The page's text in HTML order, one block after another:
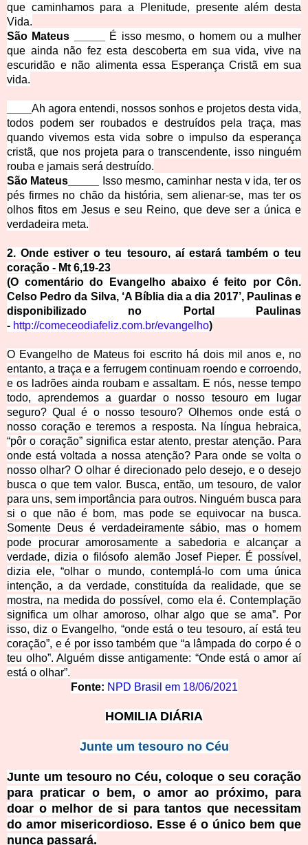
que caminhamos para a Plenitude, presente além desta
Vida.
São Mateus _____
É isso mesmo, o homem ou a mulher
que ainda não fez esta descoberta em sua vida, vive na
escuridão e não alimenta essa Esperança Cristã em sua
vida.
Ah agora entendi, nossos sonhos e projetos desta vida,
todos podem ser roubados e destruídos pela traça, mas
quando vivemos esta vida sobre o impulso da esperança
cristã, que nos projeta para o transcendente, isso ninguém
rouba e jamais será destruído.
São Mateus_____
Isso mesmo, caminhar nesta v ida, ter os
pés firmes no chão da história, sem alienar-se, mas ter os
olhos fitos em Jesus e seu Reino, que deve ser a única e
verdadeira meta.
2. Onde estiver o teu tesouro, aí estará também o teu
coração - Mt 6,19-23
(O comentário do Evangelho abaixo é feito por Côn.
Celso Pedro da Silva, ‘A Bíblia dia a dia 2017’, Paulinas e
disponibilizado no Portal Paulinas
- http://comeceodiafeliz.com.br/evangelho)
O Evangelho de Mateus foi escrito há dois mil anos e, no
entanto, a traça e a ferrugem continuam roendo e corroendo,
e os ladrões ainda roubam e assaltam. E nós, nesse tempo
todo, aprendemos a guardar o nosso tesouro em lugar
seguro? Qual é o nosso tesouro? Olhemos onde está o
nosso coração e teremos a resposta. Na língua hebraica,
“pôr o coração” significa estar atento, prestar atenção. Para
onde está voltada a nossa atenção? Para onde se volta o
nosso olhar? O olhar é direcionado pelo desejo, e o desejo
busca o que tem valor. Busca, então, um tesouro, de valor
para uns, sem importância para outros. Ninguém busca para
si o que não é bom, mas pode se equivocar na busca.
Somente Deus é verdadeiramente sábio, mas o homem
pode procurar amorosamente a sabedoria e alcançar a
verdade, dizia o filósofo alemão Josef Pieper. É possível,
dizia ele, “olhar o mundo, contemplá-lo com uma única
intenção, a da verdade, constituída da realidade, que se
mostra, na medida do possível, como ela é. Contemplação
significa um olhar amoroso, olhar algo que se ama”. Por
isso, diz o Evangelho, “onde está o teu tesouro, aí está teu
coração”, e é por isso também que “a lâmpada do corpo é o
teu olho”. Alguém disse antigamente: “Onde está o amor aí
está o olhar”.
Fonte: NPD Brasil em 18/06/2021
HOMILIA DIÁRIA
Junte um tesouro no Céu
Junte um tesouro no Céu, coloque o seu coração
para praticar o bem, o amor ao próximo, para
doar o melhor de si para tantos que necessitam
do amor misericordioso. Esse é o único bem que
nunca passará.